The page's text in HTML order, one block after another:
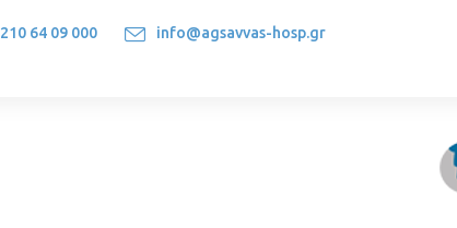
210 64 09 000 info@agsavvas-hosp.gr